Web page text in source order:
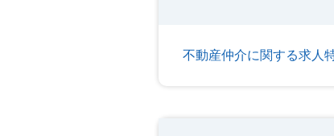
不動産仲介に関する求人